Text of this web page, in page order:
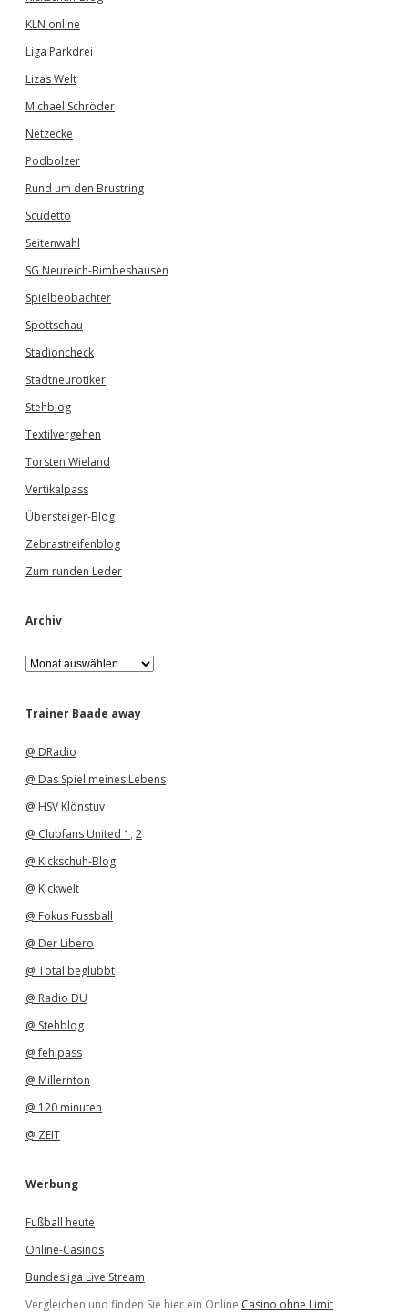
KLN online
Liga Parkdrei
Lizas Welt
Michael Schröder
Netzecke
Podbolzer
Rund um den Brustring
Scudetto
Seitenwahl
SG Neureich-Bimbeshausen
Spielbeobachter
Spottschau
Stadioncheck
Stadtneurotiker
Stehblog
Textilvergehen
Torsten Wieland
Vertikalpass
Übersteiger-Blog
Zebrastreifenblog
Zum runden Leder
Archiv
A
r
h
Trainer Baade away
@ DRadio
@ Das Spiel meines Lebens
@ HSV Klönstuv
@ Clubfans United 1 , 2
@ Kickschuh-Blog
@ Kickwelt
@ Fokus Fussball
@ Der Libero
@ Total beglubbt
@ Radio DU
@ Stehblog
@ fehlpass
@ Millernton
@ 120 minuten
@ ZEIT
Werbung
Fußball heute
Online-Casinos
Bundesliga Live Stream
Vergleichen und finden Sie hier ein Online Casino ohne Limit